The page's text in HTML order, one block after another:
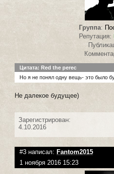
Группа:
Репутация:
Цитата: Red the perec
Но я не понял одну вещь- это было
Не далекое будущее)
Зарегистрирован:
4.10.2016
#3 написал: Fantom2015
1 ноября 2016 15:23